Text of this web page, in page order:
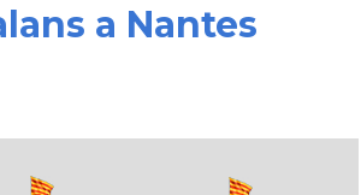
a Nantes